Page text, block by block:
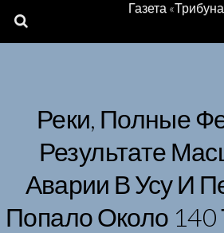
Газета
Реки, Полные
Результате
Аварии В Усу И
Попало Около 140